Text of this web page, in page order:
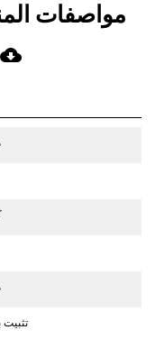
مواصفات المنتج لـ 460
cloud_download